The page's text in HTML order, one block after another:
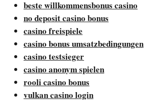
beste willkommensbonus casino
no deposit casino bonus
casino freispiele
casino bonus umsatzbedingungen
casino testsieger
casino anonym spielen
rooli casino bonus
vulkan casino login